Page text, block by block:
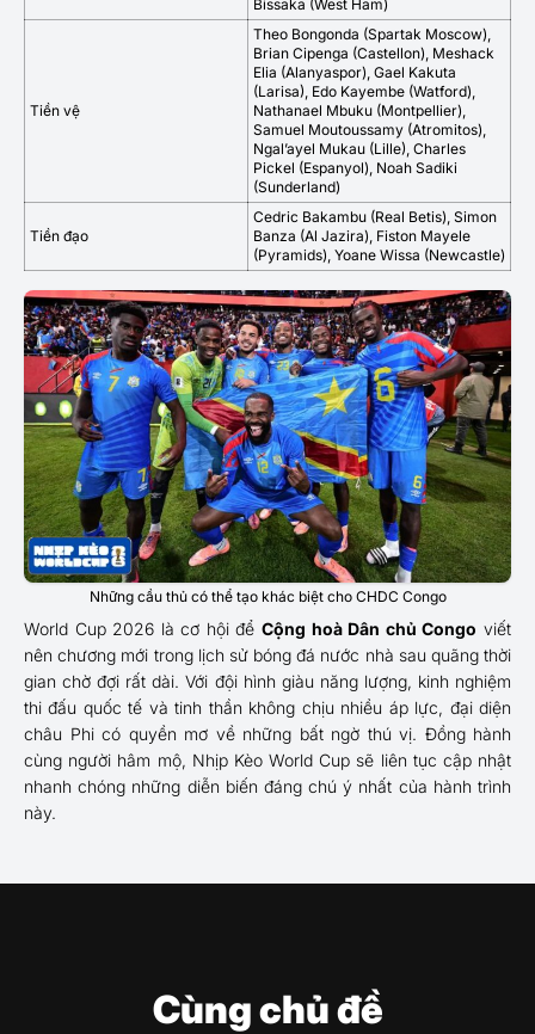
Bissaka (West Ham)
Tiền vệ
Theo Bongonda (Spartak Moscow),
Brian Cipenga (Castellon), Meshack
Elia (Alanyaspor), Gael Kakuta
(Larisa), Edo Kayembe (Watford),
Nathanael Mbuku (Montpellier),
Samuel Moutoussamy (Atromitos),
Ngal’ayel Mukau (Lille), Charles
Pickel (Espanyol), Noah Sadiki
(Sunderland)
Tiền đạo
Cedric Bakambu (Real Betis), Simon
Banza (Al Jazira), Fiston Mayele
(Pyramids), Yoane Wissa (Newcastle)
Những cầu thủ có thể tạo khác biệt cho CHDC Congo
World Cup 2026 là cơ hội đểCộng hoà Dân chủ Congo viết
nên chương mới trong lịch sử bóng đá nước nhà sau quãng thời
gian chờ đợi rất dài. Với đội hình giàu năng lượng, kinh nghiệm
thi đấu quốc tế và tinh thần không chịu nhiều áp lực, đại diện
châu Phi có quyền mơ về những bất ngờ thú vị. Đồng hành
cùng người hâm mộ, Nhịp Kèo World Cup sẽ liên tục cập nhật
nhanh chóng những diễn biến đáng chú ý nhất của hành trình
này.
Cùng chủ đề